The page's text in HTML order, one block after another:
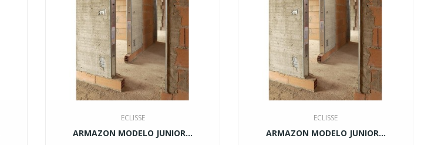
ECLISSE
ARMAZON MODELO JUNIOR...
ECLISSE
ARMAZON MODELO JUNIOR...